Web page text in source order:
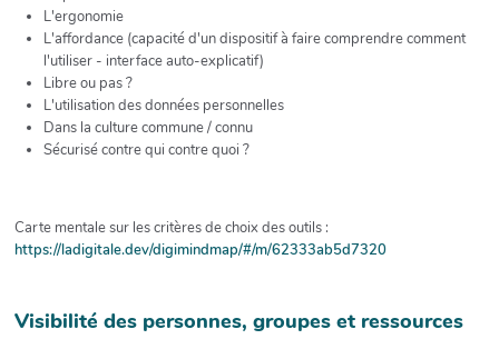
L'ergonomie
L'affordance (capacité d'un dispositif à faire comprendre comment
l'utiliser - interface auto-explicatif)
Libre ou pas ?
L'utilisation des données personnelles
Dans la culture commune / connu
Sécurisé contre qui contre quoi ?
Carte mentale sur les critères de choix des outils :
https://ladigitale.dev/digimindmap/#/m/62333ab5d7320
Visibilité des personnes, groupes et ressources